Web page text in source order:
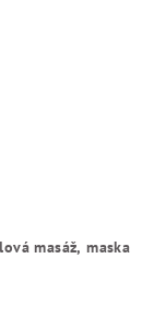
masáž, maska